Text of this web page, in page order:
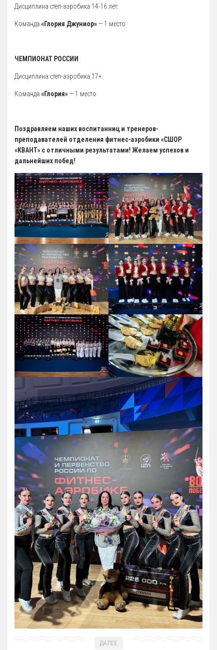
Художественная гимнастика
Шахматы
Доп. услуги
Аренда Теннисного Корта
Аренда футбольного поля
Информация о Приеме
График работы отделений
Стоимость Занятий
История школы
СМИ о нас
Антикоррупция
Антидопинг
ГТО
Новости
Контакты отдела
Календарь Испытаний
Общая Информация
Бассейн
Тарифы на услуги
Расписания работы
Плавательный Бассейн
Тренажерный Зал
Детский Бассейн
Теннисный Зал
Зал сухого плавания
Дисциплина степ-аэробика 14-16 лет:
Команда «Глория Джуниор» — 1 место
ЧЕМПИОНАТ РОССИИ
Дисциплина степ-аэробика 17+:
Команда «Глория» — 1 место
Поздравляем наших воспитанниц и тренеров-
преподавателей отделения фитнес-аэробики «СШОР
«КВАНТ» с отличными результатами! Желаем успехов и
дальнейших побед!
ДАЛЕЕ